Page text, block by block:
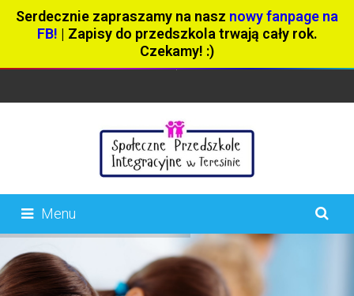
Serdecznie zapraszamy na nasz nowy fanpage na
FB! | Zapisy do przedszkola trwają cały rok.
Czekamy! :)
Menu